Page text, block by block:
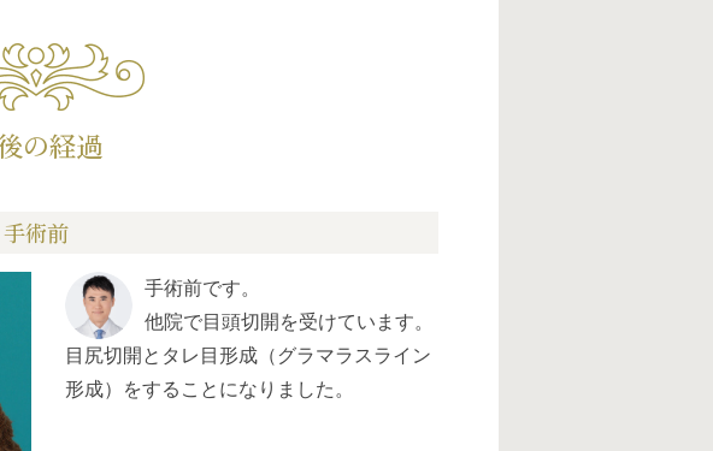
の経過
手術前
手術前です。
他院で目頭切開を受けています。
目尻切開とタレ目形成（グラマラスライン
形成）をすることになりました。